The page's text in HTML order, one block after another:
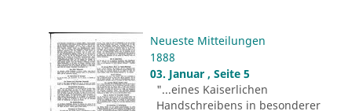
Neueste Mitteilungen
1888
03. Januar , Seite 5
"...eines Kaiserlichen
Handschreibens in besonderer